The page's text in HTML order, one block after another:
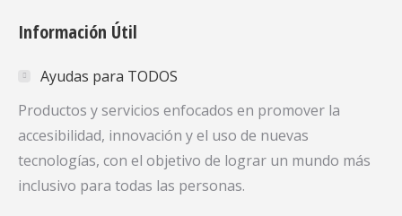
opens
new
window
opens
new
window
opens
new
window
Información Útil
Ayudas para TODOS
Productos y servicios enfocados en promover la
accesibilidad, innovación y el uso de nuevas
tecnologías, con el objetivo de lograr un mundo más
inclusivo para todas las personas.